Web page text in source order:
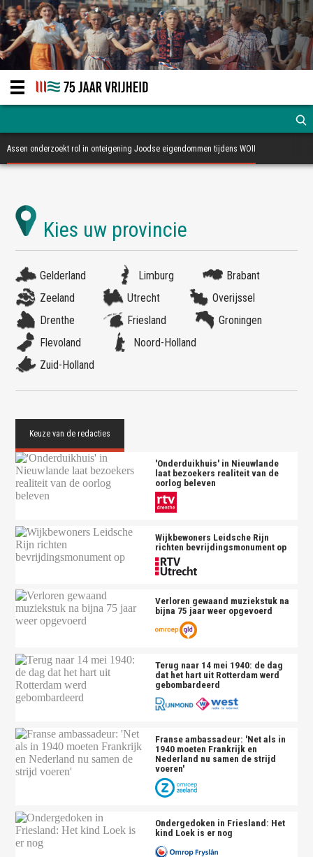
Assen onderzoekt rol in onteigening Joodse eigendommen tijdens WOII
Gelderland Limburg
Brabant
Zeeland
Utrecht
Overijssel
Drenthe
Friesland
Groningen
Flevoland
Noord-Holland
Zuid-Holland
'Onderduikhuis' in Nieuwlande
laat bezoekers realiteit van de
oorlog beleven
Wijkbewoners Leidsche Rijn
richten bevrijdingsmonument op
Verloren gewaand muziekstuk na
bijna 75 jaar weer opgevoerd
Terug naar 14 mei 1940: de dag
dat het hart uit Rotterdam werd
gebombardeerd
Franse ambassadeur: 'Net als in
1940 moeten Frankrijk en
Nederland nu samen de strijd
voeren'
Ondergedoken in Friesland: Het
kind Loek is er nog